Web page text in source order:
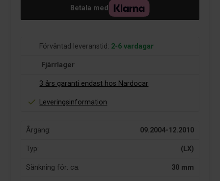
Betala med
Förväntad leveranstid: 2-6 vardagar
Fjärrlager
3 års garanti endast hos Nardocar
Leveringsinformation
Årgang: 09.2004-12.2010
Typ: (LX)
Sänkning för: ca. 30 mm